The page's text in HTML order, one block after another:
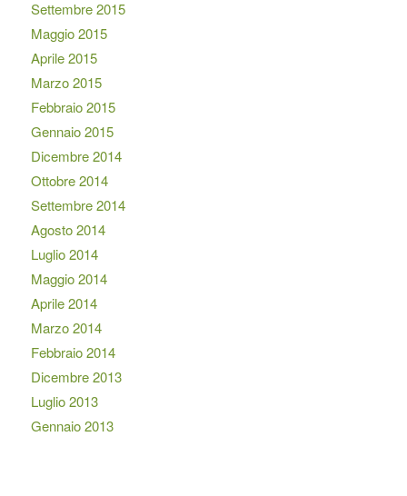
Settembre 2015
Maggio 2015
Aprile 2015
Marzo 2015
Febbraio 2015
Gennaio 2015
Dicembre 2014
Ottobre 2014
Settembre 2014
Agosto 2014
Luglio 2014
Maggio 2014
Aprile 2014
Marzo 2014
Febbraio 2014
Dicembre 2013
Luglio 2013
Gennaio 2013